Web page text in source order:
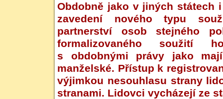
Obdobně jako v jiných státech
zavedení nového typu
partnerství osob stejného
formalizovaného soužití
s obdobnými právy jako
manželské. Přístup k
výjimkou nesouhlasu strany
stranami. Lidovci vycházejí ze